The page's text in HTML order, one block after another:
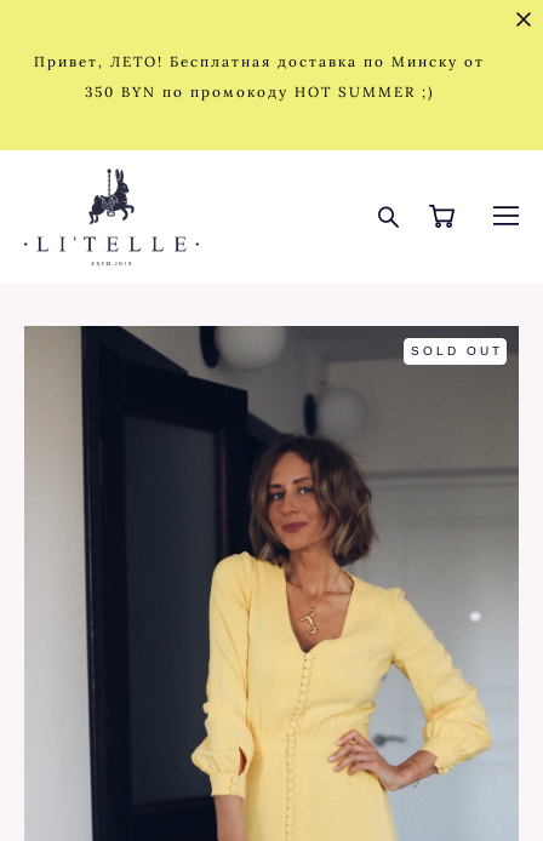
Привет, ЛЕТО! Бесплатная доставка по Минску от
350 BYN по промокоду HOT SUMMER ;)
SOLD OUT